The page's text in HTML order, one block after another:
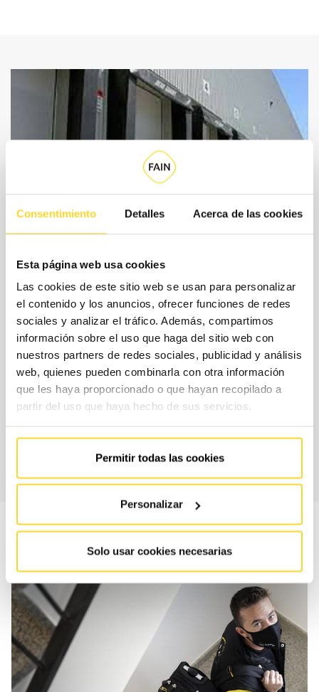
Consentimiento Detalles Acerca de las cookies
Esta página web usa cookies
Las cookies de este sitio web se usan para personalizar
el contenido y los anuncios, ofrecer funciones de redes
sociales y analizar el tráfico. Además, compartimos
información sobre el uso que haga del sitio web con
nuestros partners de redes sociales, publicidad y análisis
web, quienes pueden combinarla con otra información
que les haya proporcionado o que hayan recopilado a
partir del uso que haya hecho de sus servicios.
Permitir todas las cookies
Personalizar
Solo usar cookies necesarias
Abrics de càrrega: usos i
operativa
L'abric del punt de càrrega envolta la caixa del camió que
realitza les tasques de càrrega i descàrrega dotant els dos
processos d'un aïllament addicional evitant l'entrada de
fums i la pèrdua de temperatura.